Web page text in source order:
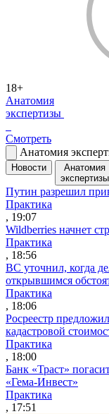
18+
Анатомия
экспертизы
Смотреть
Анатомия
Новости
Анатомия
экспертизы
Путин разрешил
Практика
, 19:07
Wildberries начнет
Практика
, 18:56
ВС уточнил, когда
открывшимся
Практика
, 18:06
Росреестр
кадастровой
Практика
, 18:00
Банк «Траст»
«Гема-Инвест»
Практика
, 17:51